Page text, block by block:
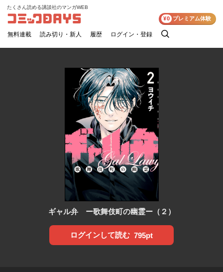
コミックDAYS
たくさん読める講談社のマンガWEB
無料連載 読み切り・新人 履歴 ログイン・登録
検
¥0 プレミアム体験
ギャル弁 ー歌舞伎町の幽霊ー（２）
ログインして読む 795pt